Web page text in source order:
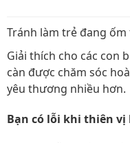
Tránh làm trẻ đang
Giải thích cho các con
càn được chăm sóc
yêu thương nhiều hơn.
Bạn có lỗi khi thiên vị